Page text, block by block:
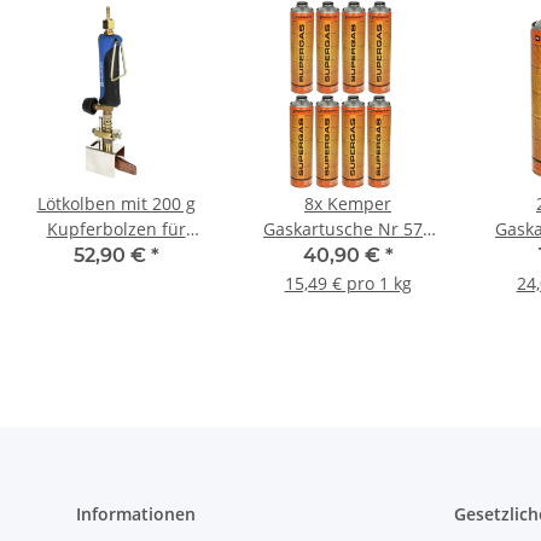
Lötkolben mit 200 g
Kupferbolzen für
Dachrinnenarbeiten
52,90 € *
8x Kemper
Gaskartusche Nr 575
bis 1800 °C Lötgas 30%
Propan 70% Butan
40,90 € *
15,49 € pro 1 kg
bis
Informationen